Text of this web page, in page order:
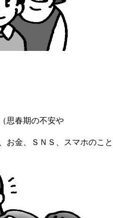
思春期の不安や
お金、ＳＮＳ、スマホのこと